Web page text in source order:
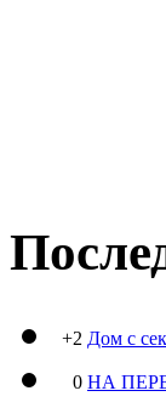
+2 Дом с
0 НА